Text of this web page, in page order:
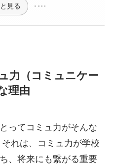
見る
力（コミュニケー
理由
ってコミュ力がそんな
れは、コミュ力が学校
、将来にも繋がる重要